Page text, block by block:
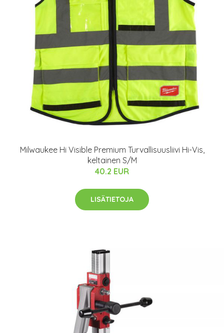
Milwaukee Hi Visible Premium Turvallisuusliivi Hi-Vis,
keltainen S/M
40.2 EUR
LISÄTIETOJA